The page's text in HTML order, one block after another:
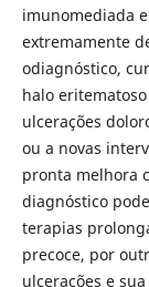
imunomediada
extremamente
odiagnóstico,
halo
ulcerações
ou a novas
pronta melhora
diagnóstico
terapias
precoce, por
ulcerações e